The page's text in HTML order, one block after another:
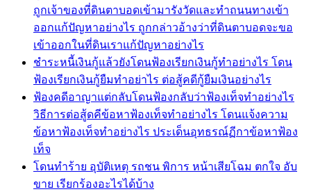
ถูกเจ้าของที่ดินตาบอดเข้ามารังวัดและทำถนนทางเข้า
ออกแก้ปัญหาอย่างไร ถูกกล่าวอ้างว่าที่ดินตาบอดจะขอ
เข้าออกในที่ดินเราแก้ปัญหาอย่างไร
ชำระหนี้เงินกู้แล้วยังโดนฟ้องเรียกเงินกู้ทำอย่างไร โดน
ฟ้องเรียกเงินกู้ยืมทำอย่าไร ต่อสู้คดีกู้ยืมเงินอย่างไร
ฟ้องคดีอาญาแต่กลับโดนฟ้องกลับว่าฟ้องเท็จทำอย่างไร
วิธีการต่อสู้ดคีข้อหาฟ้องเท็จทำอย่างไร โดนแจ้งความ
ข้อหาฟ้องเท็จทำอย่างไร ประเด็นอุทธรณ์ฏีกาข้อหาฟ้อง
เท็จ
โดนทำร้าย อุบัติเหตุ รถชน พิการ หน้าเสียโฉม ตกใจ อับ
ขาย เรียกร้องอะไรได้บ้าง